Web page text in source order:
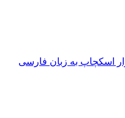
اسکچاپ به زبان فارسی